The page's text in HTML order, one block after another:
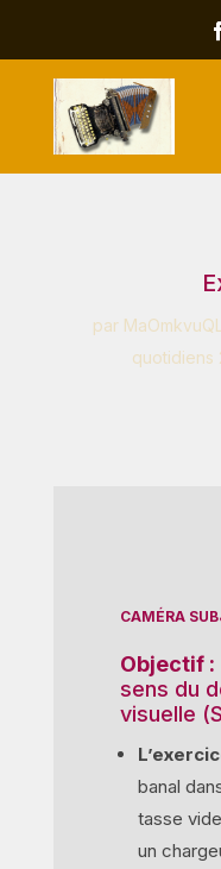
par
quotidiens
CAMÉRA
Objectif :
sens du
visuelle
banal
tasse
un